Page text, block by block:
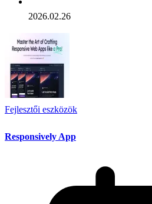
2026.02.26
Fejlesztői eszközök
Responsively App